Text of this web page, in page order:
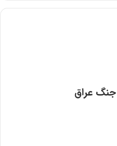
جنگ عراق